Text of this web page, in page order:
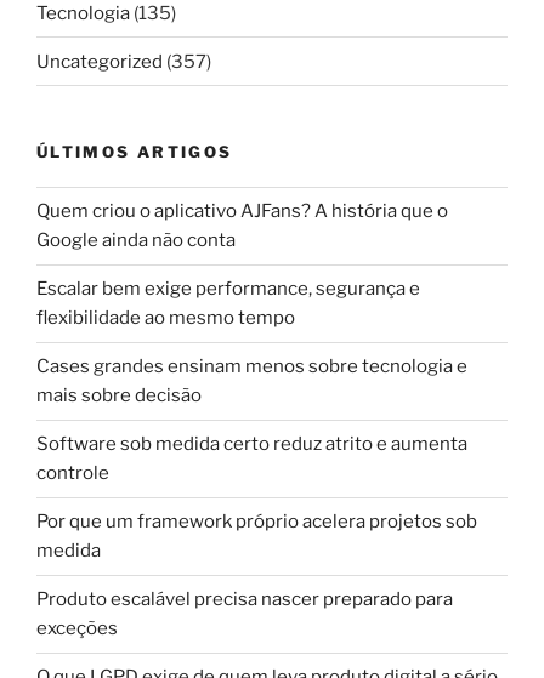
Tecnologia (135)
Uncategorized (357)
ÚLTIMOS ARTIGOS
Quem criou o aplicativo AJFans? A história que o
Google ainda não conta
Escalar bem exige performance, segurança e
flexibilidade ao mesmo tempo
Cases grandes ensinam menos sobre tecnologia e
mais sobre decisão
Software sob medida certo reduz atrito e aumenta
controle
Por que um framework próprio acelera projetos sob
medida
Produto escalável precisa nascer preparado para
exceções